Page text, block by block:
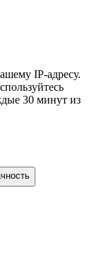
IP-адресу.
30 минут из